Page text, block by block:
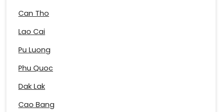
Can Tho
Lao Cai
Pu Luong
Phu Quoc
Dak Lak
Cao Bang